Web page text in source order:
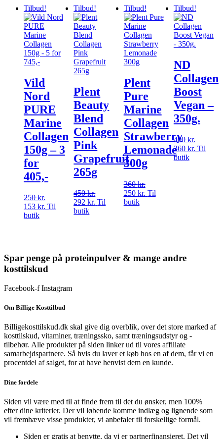
Tilbud!
Vild
Nord
PURE
Marine
Collagen
150g – 3
for
405,-
250kr.
oprindelige
153 kr. Den
Til
butik
Tilbud!
Plent
Beauty
Blend
Collagen
Pink
Grapefruit
265g
450kr.Den
oprindelige
292kr. Den
Til
butik
Tilbud!
Plent
Pure
Marine
Collagen
Strawberry
Lemonade
300g
360kr.Den
oprindelige
250 kr. Den
Til
butik
Tilbud!
ND
Collagen
Boost
Vegan –
350g.
400kr.Den
360 kr. Den
Til
butik
Spar penge på proteinpulver & mange andre
kosttilskud
Facebook-f Instagram
Om Billige Kosttilbud
Billigekosttilskud.dk skal give dig overblik, over det store marked af
kosttilskud, vitaminer, træningssko, samt træningsudstyr og -
tilbehør. Alle produkter på siden linker ud til vores affiliate
samarbejdspartnere. Så hvis du laver et køb hos en af dem, får vi en
procentdel af salget, for at have henvist dem en kunde.
Dine fordele
Siden vil være med til at finde frem til det du ønsker, men 100%
efter dine kriterier. Der vil løbende komme indlæg og lignende som
vil fremhæve visse produkter, vi anbefaler til forskellige formål.
Siden er gratis at benytte, da vi er partnerfinansieret. Det vil